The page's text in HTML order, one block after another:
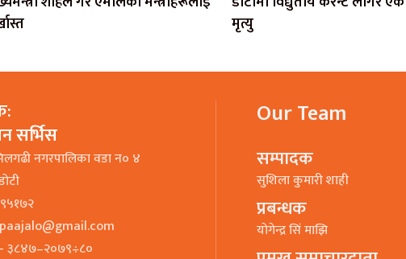
मृत्यु
सर्भिस
नगरपालिका वडा न० ४
- ३८४७–२०७९÷८०
Our Team
सम्पादक
सुशिला कुमारी शाही
प्रबन्धक
याेगेन्द्र सिं माझि